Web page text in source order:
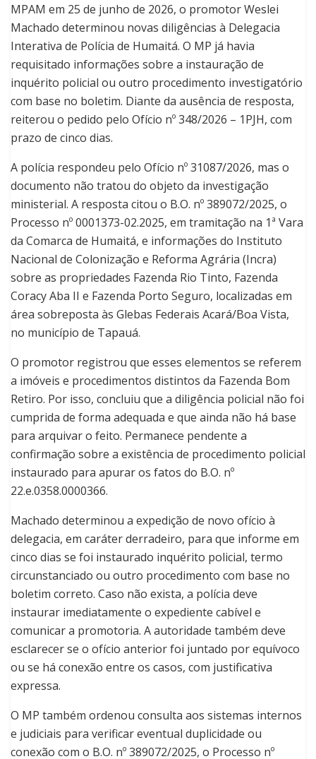
MPAM em 25 de junho de 2026, o promotor Weslei
Machado determinou novas diligências à Delegacia
Interativa de Polícia de Humaitá. O MP já havia
requisitado informações sobre a instauração de
inquérito policial ou outro procedimento investigatório
com base no boletim. Diante da ausência de resposta,
reiterou o pedido pelo Ofício nº 348/2026 – 1PJH, com
prazo de cinco dias.
A polícia respondeu pelo Ofício nº 31087/2026, mas o
documento não tratou do objeto da investigação
ministerial. A resposta citou o B.O. nº 389072/2025, o
Processo nº 0001373-02.2025, em tramitação na 1ª Vara
da Comarca de Humaitá, e informações do Instituto
Nacional de Colonização e Reforma Agrária (Incra)
sobre as propriedades Fazenda Rio Tinto, Fazenda
Coracy Aba II e Fazenda Porto Seguro, localizadas em
área sobreposta às Glebas Federais Acará/Boa Vista,
no município de Tapauá.
O promotor registrou que esses elementos se referem
a imóveis e procedimentos distintos da Fazenda Bom
Retiro. Por isso, concluiu que a diligência policial não foi
cumprida de forma adequada e que ainda não há base
para arquivar o feito. Permanece pendente a
confirmação sobre a existência de procedimento policial
instaurado para apurar os fatos do B.O. nº
22.e.0358.0000366.
Machado determinou a expedição de novo ofício à
delegacia, em caráter derradeiro, para que informe em
cinco dias se foi instaurado inquérito policial, termo
circunstanciado ou outro procedimento com base no
boletim correto. Caso não exista, a polícia deve
instaurar imediatamente o expediente cabível e
comunicar a promotoria. A autoridade também deve
esclarecer se o ofício anterior foi juntado por equívoco
ou se há conexão entre os casos, com justificativa
expressa.
O MP também ordenou consulta aos sistemas internos
e judiciais para verificar eventual duplicidade ou
conexão com o B.O. nº 389072/2025, o Processo nº